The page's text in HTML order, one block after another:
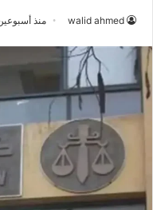
walid ahmed منذ